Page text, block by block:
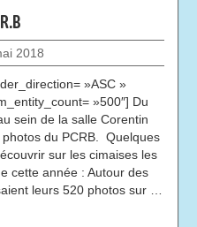
2018
»ASC »
»500″] Du
sein de la salle Corentin
du PCRB. Quelques
sur les cimaises les
cette année : Autour des
leurs 520 photos sur …